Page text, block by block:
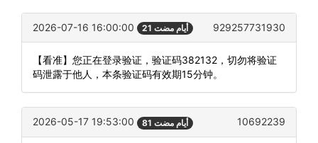
2026-07-16 16:00:00 21 أيام مضت 929257731930
【看准】您正在登录验证，验证码382132，切勿将验证
码泄露于他人，本条验证码有效期15分钟。
2026-05-17 19:53:00 81 أيام مضت 10692239